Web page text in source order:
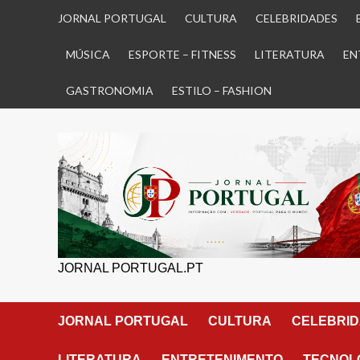
JORNAL PORTUGAL CULTURA CELEBRIDADES
MÚSICA ESPORTE – FITNESS LITERATURA
GASTRONOMIA ESTILO – FASHION
JORNAL PORTUGAL.PT
JORNAL PORTUGAL CULTURA